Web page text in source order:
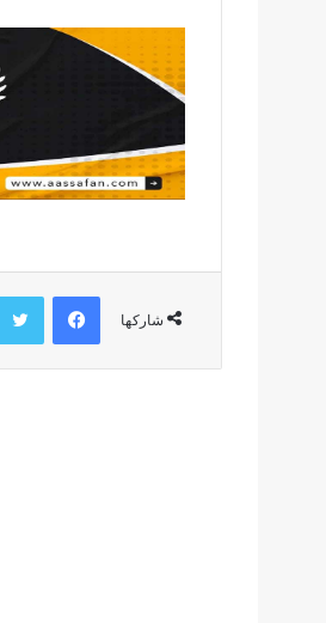
شاركها
فيسبوك